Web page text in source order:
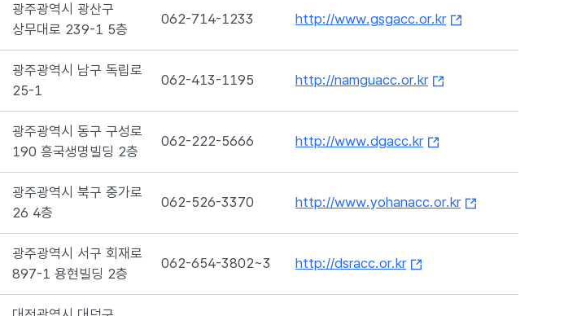
광주광역시 광산구
상무대로 239-1 5층
062-714-1233 http://www.gsgacc.or.kr
광주광역시 남구 독립로
25-1
062-413-1195 http://namguacc.or.kr
광주광역시 동구 구성로
190 흥국생명빌딩 2층
062-222-5666 http://www.dgacc.kr
광주광역시 북구 중가로
26 4층
062-526-3370 http://www.yohanacc.or.kr
광주광역시 서구 회재로
897-1 용현빌딩 2층
062-654-3802~3 http://dsracc.or.kr